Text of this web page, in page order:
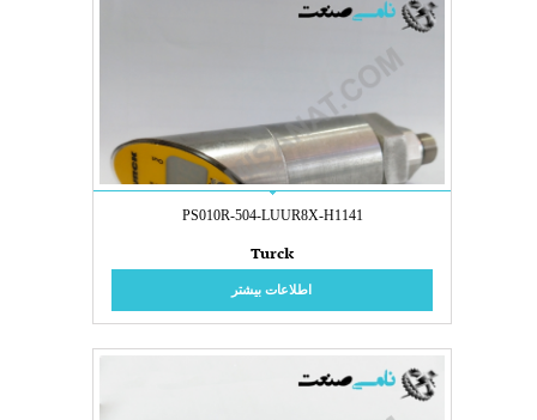
PS010R-504-LUUR8X-H1141
Turck
اطلاعات بیشتر